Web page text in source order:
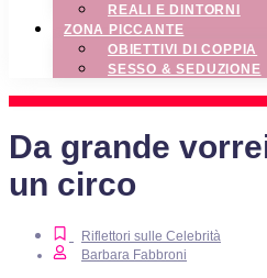
REALI E DINTORNI
ZONA PICCANTE
OBIETTIVI DI COPPIA
SESSO & SEDUZIONE
Da grande
un circo
Riflettori sulle Celebrità
Barbara Fabbroni